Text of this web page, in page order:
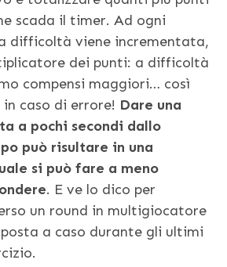
scada il timer. Ad ogni
difficoltà viene incrementata,
dei punti: a difficoltà
compensi maggiori… così
caso di errore! Dare una
a pochi secondi dallo
può risultare in una
si può fare a meno
. E ve lo dico per
un round in multigiocatore
a caso durante gli ultimi